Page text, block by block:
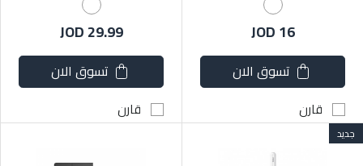
JOD 16
تسوق الان
قارن
JOD 29.99
تسوق الان
قارن
جديد